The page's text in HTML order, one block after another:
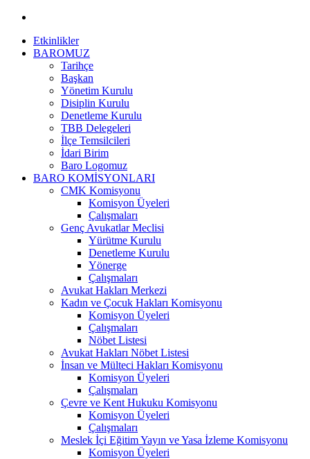
Etkinlikler
BAROMUZ
Tarihçe
Başkan
Yönetim Kurulu
Disiplin Kurulu
Denetleme Kurulu
TBB Delegeleri
İlçe Temsilcileri
İdari Birim
Baro Logomuz
BARO KOMİSYONLARI
CMK Komisyonu
Komisyon Üyeleri
Çalışmaları
Genç Avukatlar Meclisi
Yürütme Kurulu
Denetleme Kurulu
Yönerge
Çalışmaları
Avukat Hakları Merkezi
Kadın ve Çocuk Hakları Komisyonu
Komisyon Üyeleri
Çalışmaları
Nöbet Listesi
Avukat Hakları Nöbet Listesi
İnsan ve Mülteci Hakları Komisyonu
Komisyon Üyeleri
Çalışmaları
Çevre ve Kent Hukuku Komisyonu
Komisyon Üyeleri
Çalışmaları
Meslek İçi Eğitim Yayın ve Yasa İzleme Komisyonu
Komisyon Üyeleri